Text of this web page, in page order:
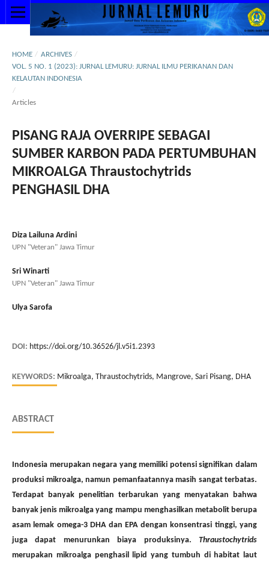
HOME / ARCHIVES /
VOL. 5 NO. 1 (2023): JURNAL LEMURU: JURNAL ILMU PERIKANAN DAN
KELAUTAN INDONESIA
/
Articles
PISANG RAJA OVERRIPE SEBAGAI
SUMBER KARBON PADA PERTUMBUHAN
MIKROALGA Thraustochytrids
PENGHASIL DHA
Diza Lailuna Ardini
UPN "Veteran" Jawa Timur
Sri Winarti
UPN "Veteran" Jawa Timur
Ulya Sarofa
DOI: https://doi.org/10.36526/jl.v5i1.2393
KEYWORDS: Mikroalga, Thraustochytrids, Mangrove, Sari Pisang, DHA
ABSTRACT
Indonesia merupakan negara yang memiliki potensi signifikan dalam
produksi mikroalga, namun pemanfaatannya masih sangat terbatas.
Terdapat banyak penelitian terbarukan yang menyatakan bahwa
banyak jenis mikroalga yang mampu menghasilkan metabolit berupa
asam lemak omega-3 DHA dan EPA dengan konsentrasi tinggi, yang
juga dapat menurunkan biaya produksinya. Thraustochytrids
merupakan mikroalga penghasil lipid yang tumbuh di habitat laut